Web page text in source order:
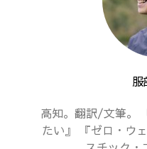
服
高知。翻訳/文筆。
たい』 『ゼロ・ウ